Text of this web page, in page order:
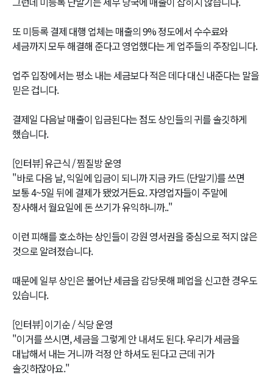
또 미등록 결제 대행 업체는 매출의 9% 정도에서 수수료와
세금까지 모두 해결해 준다고 영업했다는 게 업주들의 주장입니다.
업주 입장에서는 평소 내는 세금보다 적은 데다 대신 내준다는 말을
믿은 겁니다.
결제일 다음날 매출이 입금된다는 점도 상인들의 귀를 솔깃하게
했습니다.
[인터뷰] 유근식 / 찜질방 운영
"바로 다음 날, 익일에 입금이 되니까 지금 카드 (단말기)를 쓰면
보통 4~5일 뒤에 결제가 됐었거든요. 자영업자들이 주말에
장사해서 월요일에 돈 쓰기가 유익하니까.."
이런 피해를 호소하는 상인들이 강원 영서권을 중심으로 적지 않은
것으로 알려졌습니다.
때문에 일부 상인은 불어난 세금을 감당못해 폐업을 신고한 경우도
있습니다.
[인터뷰] 이기순 / 식당 운영
"이거를 쓰시면, 세금을 그렇게 안 내셔도 된다. 우리가 세금을
대납해서 내는 거니까 걱정 안 하셔도 된다고 근데 귀가
솔깃하잖아요."